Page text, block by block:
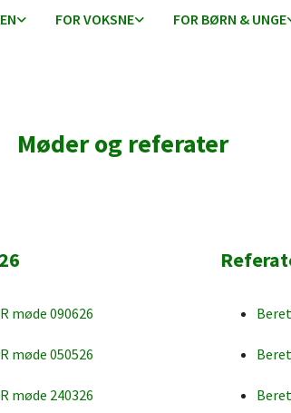
FOR VOKSNE FOR BØRN & UNGE
Møder og referater
møde 090626
møde 050526
møde 240326